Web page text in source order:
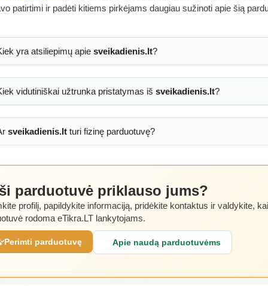
patirtimi ir padėti kitiems pirkėjams daugiau sužinoti apie šią
yra atsiliepimų apie sveikadienis.lt?
vidutiniškai užtrunka pristatymas iš sveikadienis.lt?
sveikadienis.ltturi fizinę parduotuvę?
parduotuvė priklauso jums?
profilį, papildykite informaciją, pridėkite kontaktus ir valdykite,
rodoma eTikra.LT lankytojams.
Perimti parduotuvę Apie naudą parduotuvėms